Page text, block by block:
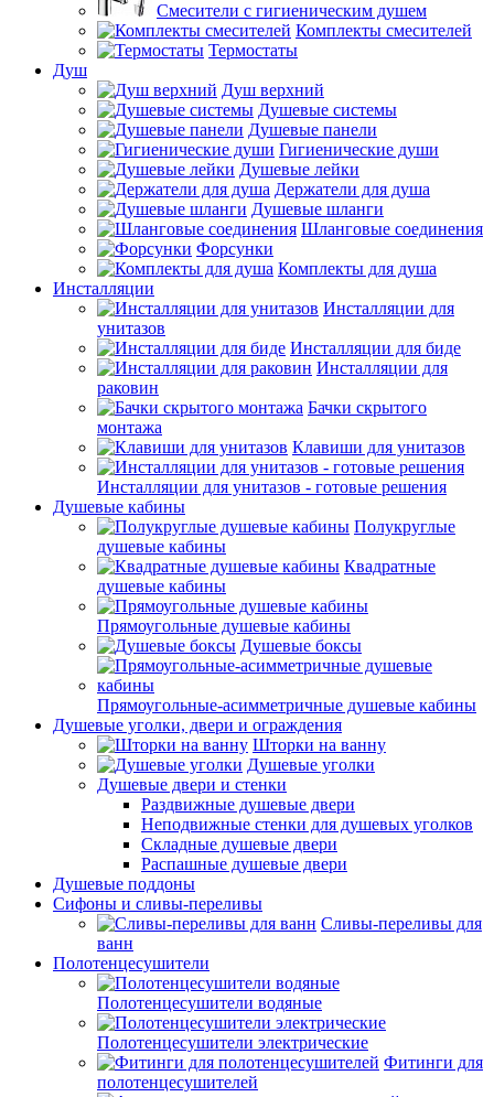
Смесители с гигиеническим душем
Комплекты смесителей
Термостаты
Душ
Душ верхний
Душевые системы
Душевые панели
Гигиенические души
Душевые лейки
Держатели для душа
Душевые шланги
Шланговые соединения
Форсунки
Комплекты для душа
Инсталляции
Инсталляции для
унитазов
Инсталляции для биде
Инсталляции для
раковин
Бачки скрытого
монтажа
Клавиши для унитазов
Инсталляции для унитазов - готовые решения
Душевые кабины
Полукруглые
душевые кабины
Квадратные
душевые кабины
Прямоугольные душевые кабины
Душевые боксы
Прямоугольные-асимметричные душевые кабины
Душевые уголки, двери и ограждения
Шторки на ванну
Душевые уголки
Душевые двери и стенки
Раздвижные душевые двери
Неподвижные стенки для душевых уголков
Складные душевые двери
Распашные душевые двери
Душевые поддоны
Сифоны и сливы-переливы
Сливы-переливы для
ванн
Полотенцесушители
Полотенцесушители водяные
Полотенцесушители электрические
Фитинги для
полотенцесушителей